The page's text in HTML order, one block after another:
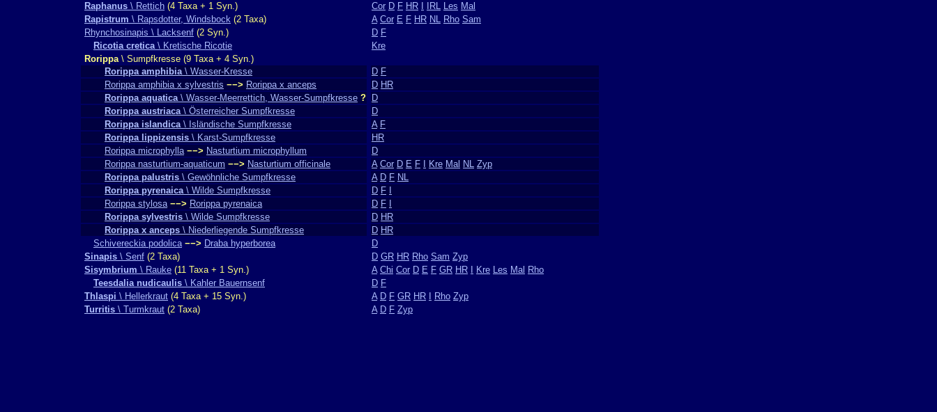
Raphanus \ Rettich (4 Taxa + 1 Syn.) Cor D F HR IRL Les Mal
Rapistrum \ Rapsdotter, Windsbock (2 Taxa) A Cor E F HR NL Rho Sam
Rhynchosinapis \ Lacksenf (2 Syn.) D F
Ricotia cretica\ Kretische Ricotie
Kre
Rorippa\ Sumpfkresse (9 Taxa + 4 Syn.)
Rorippa amphibia\ Wasser-Kresse D F
Rorippa amphibia x sylvestris −−> Rorippa x anceps D HR
Rorippa aquatica\ Wasser-Meerrettich, Wasser-Sumpfkresse ?
D
Rorippa austriaca\ Österreicher Sumpfkresse
D
Rorippa islandica\ Isländische Sumpfkresse A F
Rorippa lippizensis \ Karst-Sumpfkresse
HR
Rorippa microphylla −−> Nasturtium microphyllum
D
Rorippa nasturtium-aquaticum −−> Nasturtium officinale A Cor D E F Kre Mal NL Zyp
Rorippa palustris \ Gewöhnliche Sumpfkresse A D F NL
Rorippa pyrenaica\ Wilde Sumpfkresse D F
Rorippa stylosa −−> Rorippa pyrenaica D F
Rorippa sylvestris \ Wilde Sumpfkresse D HR
Rorippa x anceps \ Niederliegende Sumpfkresse D HR
Schivereckia podolica −−> Draba hyperborea
D
Sinapis \ Senf (2 Taxa) D GR HR Rho Sam Zyp
Sisymbrium \ Rauke (11 Taxa + 1 Syn.) A Chi Cor D E F GR HR Kre Les Mal Rho
Teesdalia nudicaulis \ Kahler Bauernsenf D F
Thlaspi \ Hellerkraut (4 Taxa + 15 Syn.) A D F GR HR Rho Zyp
Turritis \ Turmkraut (2 Taxa) A D F Zyp